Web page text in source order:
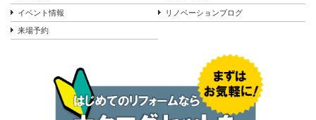
イベント情報 リノベーションブログ
来場予約